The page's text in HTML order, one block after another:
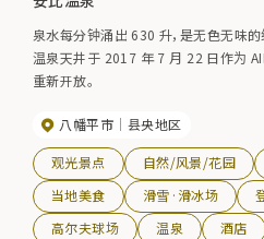
泉水每分钟涌出 630 升，是无色无味的
温泉天井于 2017 年 7 月 22 日作为
重新开放。
八幡平市 县央地区
观光景点 自然/风景/花园
当地美食
滑雪·滑冰场
高尔夫球场
温泉 酒店